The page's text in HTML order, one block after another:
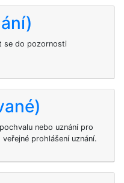
se do pozornosti
nebo uznání pro
prohlášení uznání.